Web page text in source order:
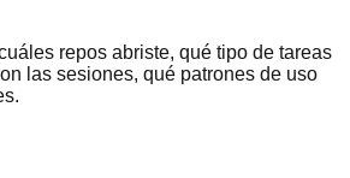
repos abriste, qué tipo de tareas
las sesiones, qué patrones de uso